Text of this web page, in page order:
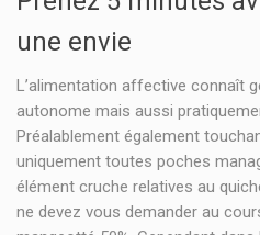
une envie
L’alimentation affective connaît
autonome mais aussi
Préalablement également
uniquement toutes poches
élément cruche relatives au
ne devez vous demander au